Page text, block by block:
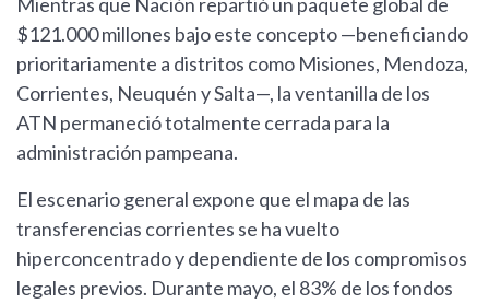
Mientras que Nación repartió un paquete global de
$121.000 millones bajo este concepto —beneficiando
prioritariamente a distritos como Misiones, Mendoza,
Corrientes, Neuquén y Salta—, la ventanilla de los
ATN permaneció totalmente cerrada para la
administración pampeana.
El escenario general expone que el mapa de las
transferencias corrientes se ha vuelto
hiperconcentrado y dependiente de los compromisos
legales previos. Durante mayo, el 83% de los fondos